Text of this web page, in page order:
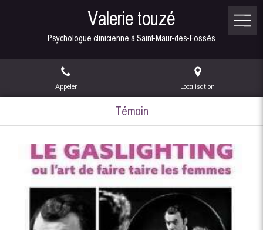
Valerie touzé
Psychologue clinicienne à Saint-Maur-des-Fossés
Appeler Localisation
Témoin